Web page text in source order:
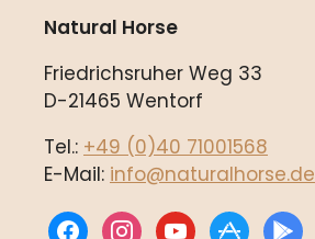
Natural Horse
Friedrichsruher Weg 33
D-21465 Wentorf
Tel.: +49 (0)40 71001568
E-Mail: info@naturalhorse.de
facebookinstagramyoutubeappstore
play